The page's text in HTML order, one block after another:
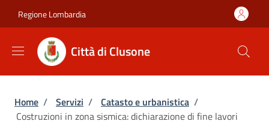
Regione Lombardia
Città di Clusone
Briciole di pane
Home / Servizi / Catasto e urbanistica /
Costruzioni in zona sismica: dichiarazione di fine lavori